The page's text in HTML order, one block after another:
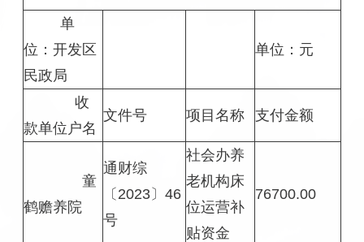
单
位：开发区
民政局
单位：元
收
款单位户名
文件号 项目名称 支付金额
童
鹤赡养院
通财综
〔2023〕46
号
社会办养
老机构床
位运营补
贴资金
76700.00